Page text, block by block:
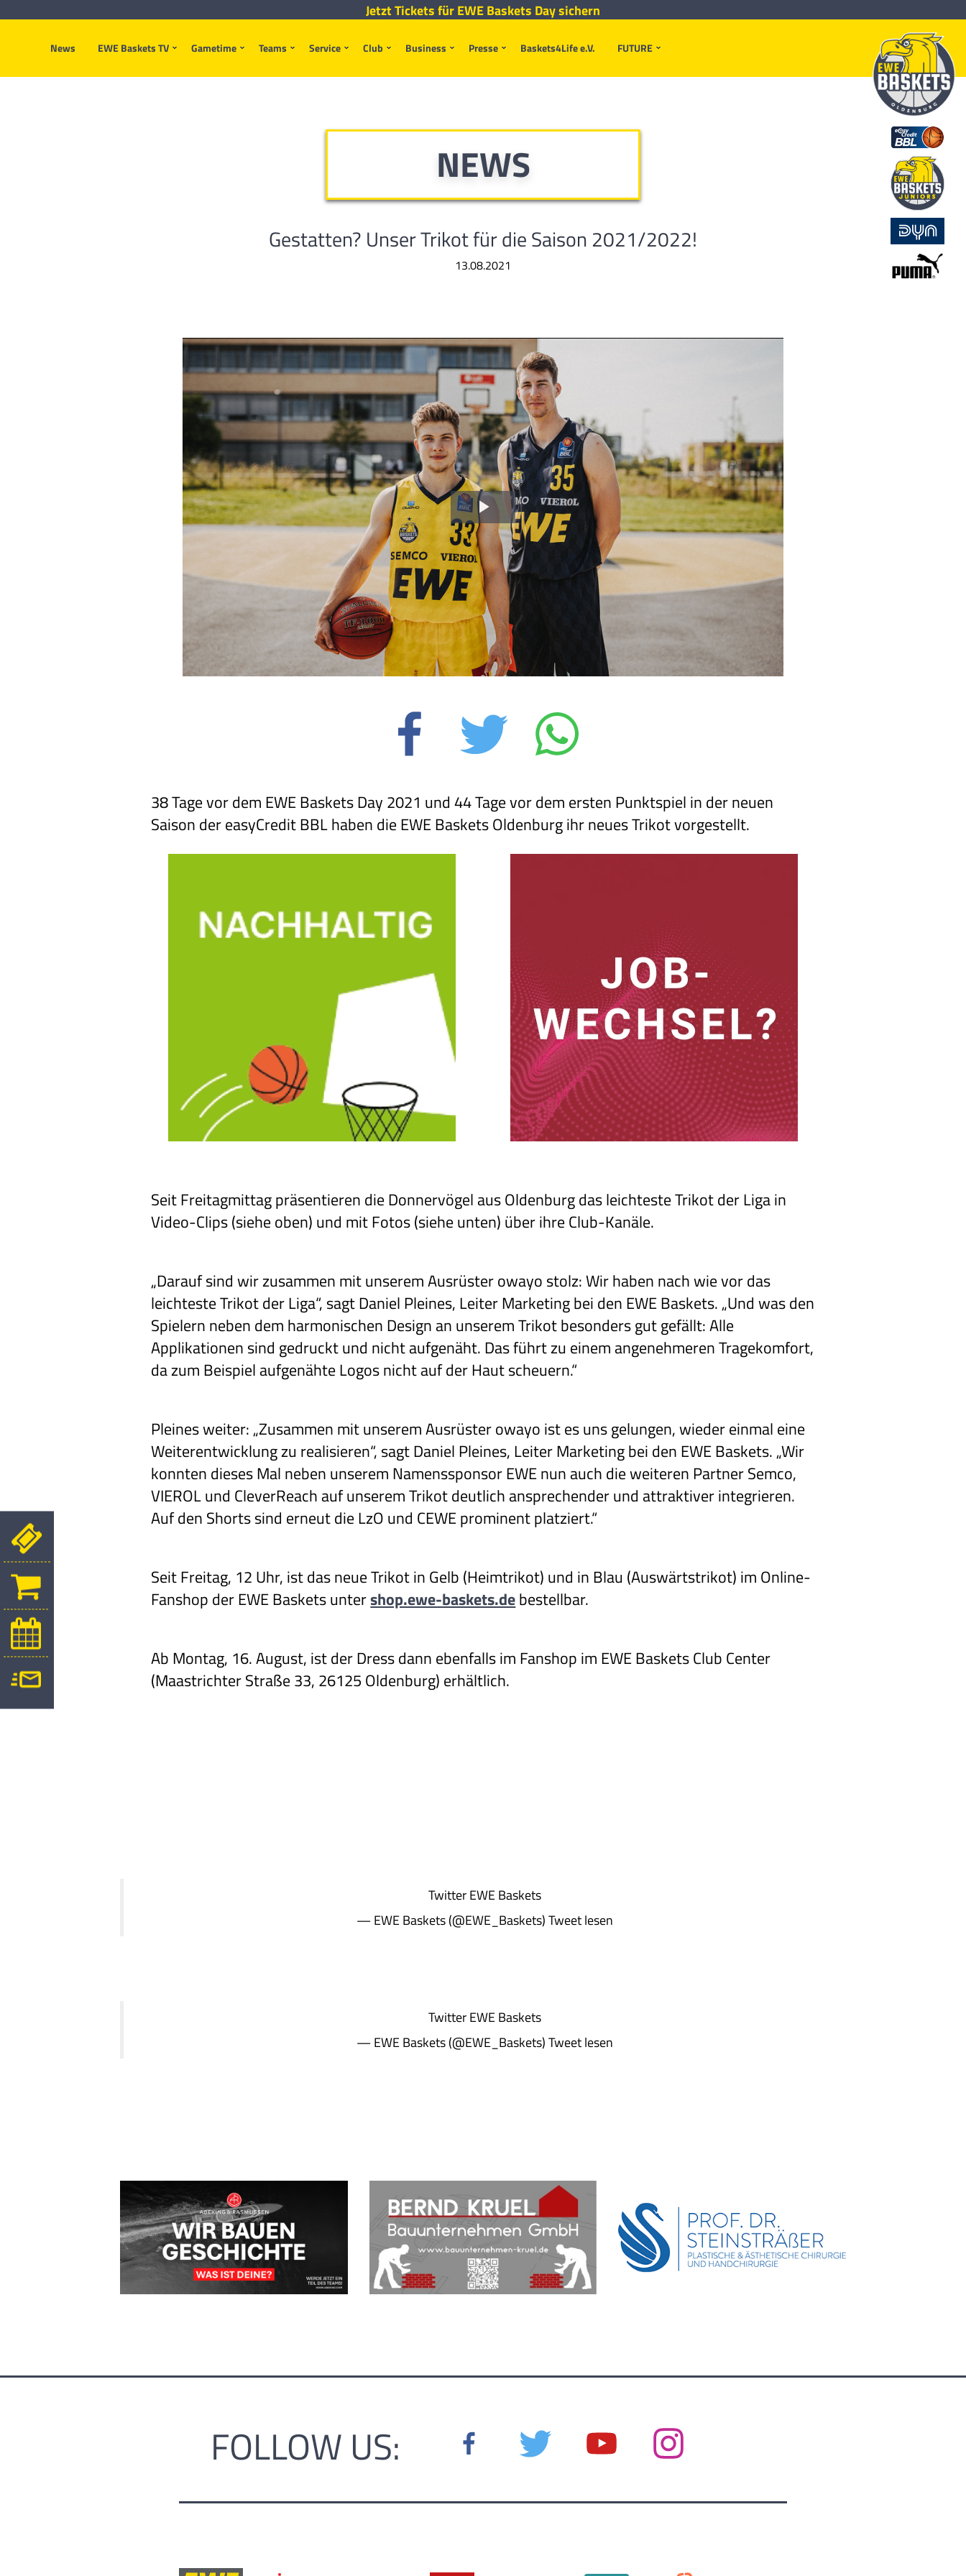
News EWE Baskets TV Gametime Teams Service Club Business Presse Baskets4Life e.V. FUTURE
Jetzt Tickets für EWE Baskets Day sichern
NEWS
Gestatten? Unser Trikot für die Saison 2021/2022!
13.08.2021
Video
abspielen
38 Tage vor dem EWE Baskets Day 2021 und 44 Tage vor dem ersten Punktspiel in der neuen
Saison der easyCredit BBL haben die EWE Baskets Oldenburg ihr neues Trikot vorgestellt.
Seit Freitagmittag präsentieren die Donnervögel aus Oldenburg das leichteste Trikot der Liga in
Video-Clips (siehe oben) und mit Fotos (siehe unten) über ihre Club-Kanäle.
„Darauf sind wir zusammen mit unserem Ausrüster owayo stolz: Wir haben nach wie vor das
leichteste Trikot der Liga“, sagt Daniel Pleines, Leiter Marketing bei den EWE Baskets. „Und was den
Spielern neben dem harmonischen Design an unserem Trikot besonders gut gefällt: Alle
Applikationen sind gedruckt und nicht aufgenäht. Das führt zu einem angenehmeren Tragekomfort,
da zum Beispiel aufgenähte Logos nicht auf der Haut scheuern.“
Pleines weiter: „Zusammen mit unserem Ausrüster owayo ist es uns gelungen, wieder einmal eine
Weiterentwicklung zu realisieren“, sagt Daniel Pleines, Leiter Marketing bei den EWE Baskets. „Wir
konnten dieses Mal neben unserem Namenssponsor EWE nun auch die weiteren Partner Semco,
VIEROL und CleverReach auf unserem Trikot deutlich ansprechender und attraktiver integrieren.
Auf den Shorts sind erneut die LzO und CEWE prominent platziert.“
Seit Freitag, 12 Uhr, ist das neue Trikot in Gelb (Heimtrikot) und in Blau (Auswärtstrikot) im Online-
Fanshop der EWE Baskets untershop.ewe-baskets.debestellbar.
Ab Montag, 16. August, ist der Dress dann ebenfalls im Fanshop im EWE Baskets Club Center
(Maastrichter Straße 33, 26125 Oldenburg) erhältlich.
TwitterEWE Baskets
— EWE Baskets (@EWE_Baskets)Tweet lesen
TwitterEWE Baskets
— EWE Baskets (@EWE_Baskets)Tweet lesen
FOLLOW US: